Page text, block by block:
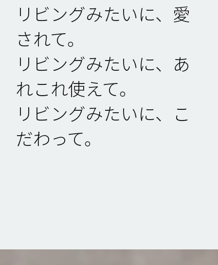
リビングみたいに、愛
されて。
リビングみたいに、あ
れこれ使えて。
リビングみたいに、こ
だわって。